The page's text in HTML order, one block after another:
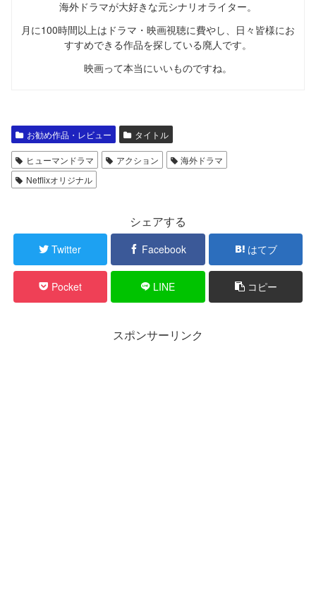
海外ドラマが大好きな元シナリオライター。
月に100時間以上はドラマ・映画視聴に費やし、日々皆様にお
すすめできる作品を探している廃人です。
映画って本当にいいものですね。
お勧め作品・レビュー タイトル
ヒューマンドラマ アクション
海外ドラマ
Netflixオリジナル
シェアする
Twitter Facebook はてブ
Pocket LINE コピー
スポンサーリンク